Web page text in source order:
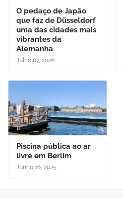
O pedaço de Japão
que faz de Düsseldorf
uma das cidades mais
vibrantes da
Alemanha
Julho 07, 2026
Piscina pública ao ar
livre em Berlim
Junho 16, 2025